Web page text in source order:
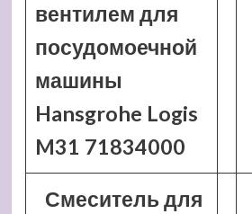
вентилем для
посудомоечной
машины
Hansgrohe Logis
M31 71834000
Смеситель для